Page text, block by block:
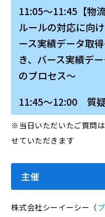
11:05～11:45【物
ルールの対応に向
ース実績データ取
き、バース実績デ
のプロセス～
11:45～12:00 質
※当日いただいたご質問
せていただきます
主催
株式会社シーイーシー（